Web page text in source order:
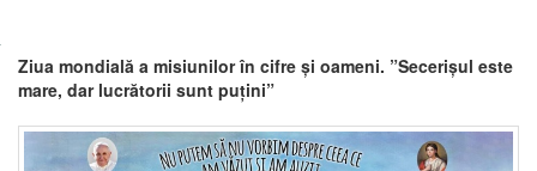
Ziua mondială a misiunilor în cifre și oameni. ”Secerișul este
mare, dar lucrătorii sunt puțini”